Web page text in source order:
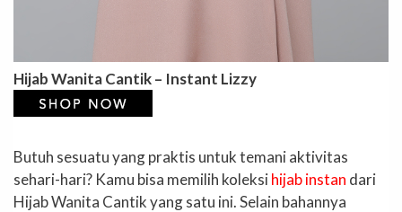
Hijab Wanita Cantik – Instant Lizzy
Butuh sesuatu yang praktis untuk temani aktivitas
sehari-hari? Kamu bisa memilih koleksihijab instan dari
Hijab Wanita Cantik yang satu ini. Selain bahannya